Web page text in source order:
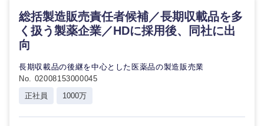
総括製造販売責任者候補／長期収載品を多
く扱う製薬企業／HDに採用後、同社に出
向
長期収載品の後継を中心とした医薬品の製造販売業
No. 02008153000045
正社員
1000万